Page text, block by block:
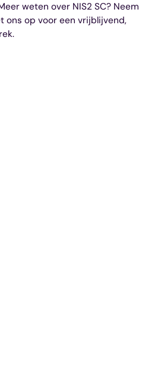
weten over NIS2 SC? Neem
ons op voor een vrijblijvend,